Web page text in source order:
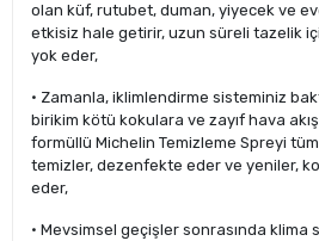
olan küf, rutubet, duman, yiyecek ve
etkisiz hale getirir, uzun süreli tazelik
yok eder,
• Zamanla, iklimlendirme sisteminiz
birikim kötü kokulara ve zayıf hava
formüllü Michelin Temizleme Spreyi
temizler, dezenfekte eder ve yeniler,
eder,
• Mevsimsel geçişler sonrasında klima